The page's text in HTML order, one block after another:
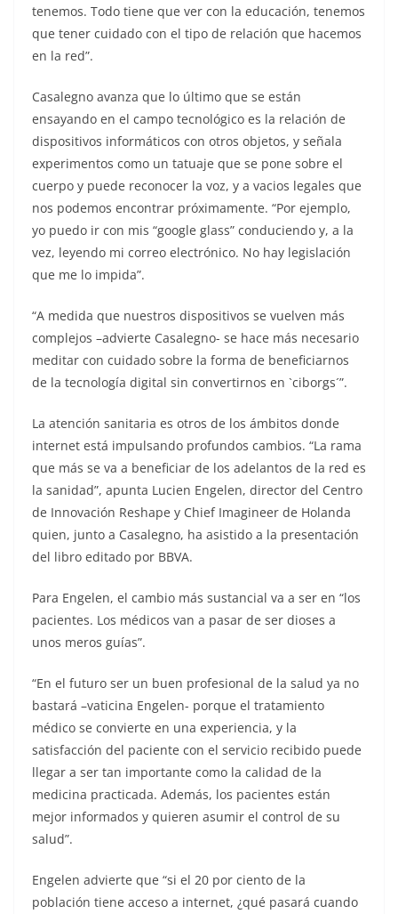
tenemos. Todo tiene que ver con la educación, tenemos
que tener cuidado con el tipo de relación que hacemos
en la red”.
Casalegno avanza que lo último que se están
ensayando en el campo tecnológico es la relación de
dispositivos informáticos con otros objetos, y señala
experimentos como un tatuaje que se pone sobre el
cuerpo y puede reconocer la voz, y a vacios legales que
nos podemos encontrar próximamente. “Por ejemplo,
yo puedo ir con mis “google glass” conduciendo y, a la
vez, leyendo mi correo electrónico. No hay legislación
que me lo impida”.
“A medida que nuestros dispositivos se vuelven más
complejos –advierte Casalegno- se hace más necesario
meditar con cuidado sobre la forma de beneficiarnos
de la tecnología digital sin convertirnos en `ciborgs´”.
La atención sanitaria es otros de los ámbitos donde
internet está impulsando profundos cambios. “La rama
que más se va a beneficiar de los adelantos de la red es
la sanidad”, apunta Lucien Engelen, director del Centro
de Innovación Reshape y Chief Imagineer de Holanda
quien, junto a Casalegno, ha asistido a la presentación
del libro editado por BBVA.
Para Engelen, el cambio más sustancial va a ser en “los
pacientes. Los médicos van a pasar de ser dioses a
unos meros guías”.
“En el futuro ser un buen profesional de la salud ya no
bastará –vaticina Engelen- porque el tratamiento
médico se convierte en una experiencia, y la
satisfacción del paciente con el servicio recibido puede
llegar a ser tan importante como la calidad de la
medicina practicada. Además, los pacientes están
mejor informados y quieren asumir el control de su
salud”.
Engelen advierte que “si el 20 por ciento de la
población tiene acceso a internet, ¿qué pasará cuando